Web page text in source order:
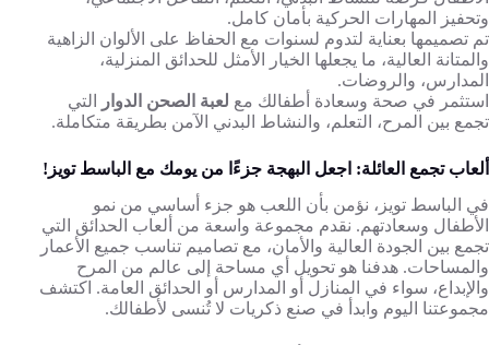
وتحفيز المهارات الحركية بأمان كامل.
تم تصميمها بعناية لتدوم لسنوات مع الحفاظ على الألوان الزاهية
والمتانة العالية، ما يجعلها الخيار الأمثل للحدائق المنزلية،
المدارس، والروضات.
استثمر في صحة وسعادة أطفالك مع لعبة الصحن الدوار
التي
تجمع بين المرح، التعلم، والنشاط البدني الآمن بطريقة متكاملة.
ألعاب تجمع العائلة: اجعل البهجة جزءًا من يومك مع الباسط تويز!
في الباسط تويز ، نؤمن بأن اللعب هو جزء أساسي من نمو
الأطفال وسعادتهم. نقدم مجموعة واسعة من ألعاب الحدائق التي
تجمع بين الجودة العالية والأمان، مع تصاميم تناسب جميع الأعمار
والمساحات. هدفنا هو تحويل أي مساحة إلى عالم من المرح
والإبداع، سواء في المنازل أو المدارس أو الحدائق العامة. اكتشف
مجموعتنا اليوم وابدأ في صنع ذكريات لا تُنسى لأطفالك.